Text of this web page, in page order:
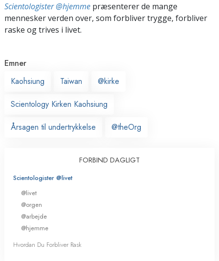
Scientologister @hjemme præsenterer de mange
mennesker verden over, som forbliver trygge, forbliver
raske og trives i livet.
Emner
Kaohsiung
Taiwan @kirke
Scientology Kirken Kaohsiung
Årsagen til undertrykkelse @theOrg
FORBIND DAGLIGT
Scientologister @livet
@livet
@orgen
@arbejde
@hjemme
Hvordan Du Forbliver Rask